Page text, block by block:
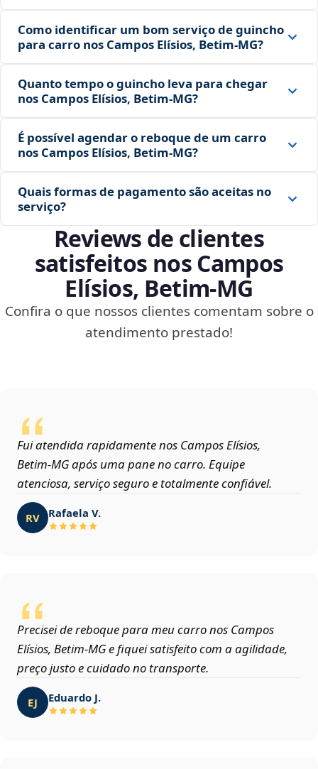
Como identificar um bom serviço de guincho
para carro nos Campos Elísios, Betim‑MG?
Quanto tempo o guincho leva para chegar
nos Campos Elísios, Betim‑MG?
É possível agendar o reboque de um carro
nos Campos Elísios, Betim‑MG?
Quais formas de pagamento são aceitas no
serviço?
Reviews de clientes
satisfeitos nos Campos
Elísios, Betim‑MG
Confira o que nossos clientes comentam sobre o
atendimento prestado!
Fui atendida rapidamente nos Campos Elísios,
Betim‑MG após uma pane no carro. Equipe
atenciosa, serviço seguro e totalmente confiável.
RV Rafaela V.
Precisei de reboque para meu carro nos Campos
Elísios, Betim‑MG e fiquei satisfeito com a agilidade,
preço justo e cuidado no transporte.
EJ Eduardo J.